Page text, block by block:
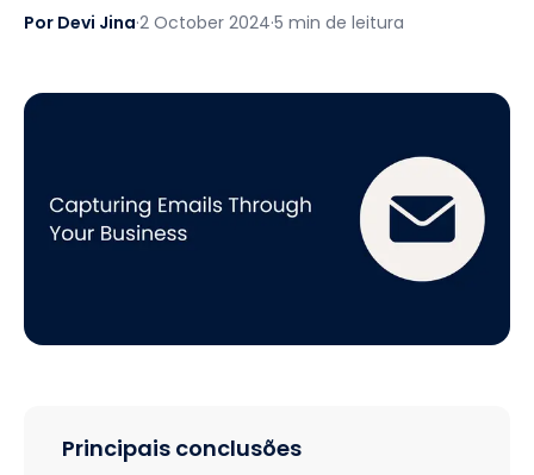
Por Devi Jina·2 October 2024·5 min de leitura
Principais conclusões